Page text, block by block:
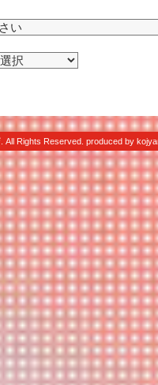
All Rights Reserved. produced by